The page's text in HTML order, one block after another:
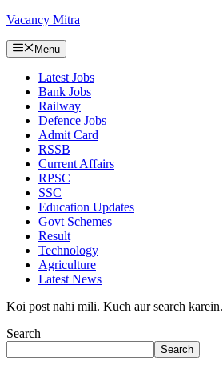
Vacancy Mitra
Menu
Latest Jobs
Bank Jobs
Railway
Defence Jobs
Admit Card
RSSB
Current Affairs
RPSC
SSC
Education Updates
Govt Schemes
Result
Technology
Agriculture
Latest News
Koi post nahi mili. Kuch aur search karein.
Search
Search